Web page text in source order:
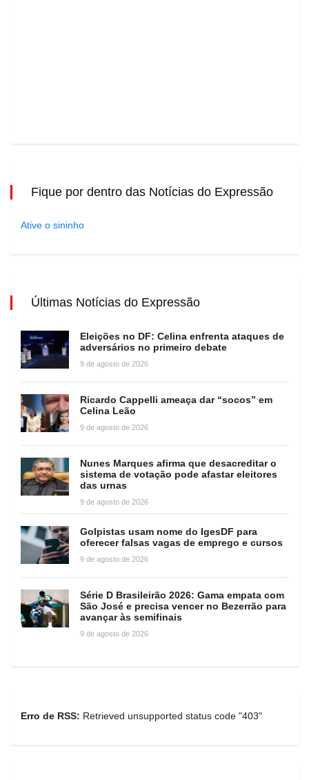
Fique por dentro das Notícias do Expressão
Ative o sininho
Últimas Notícias do Expressão
Eleições no DF: Celina enfrenta ataques de
adversários no primeiro debate
9 de agosto de 2026
Ricardo Cappelli ameaça dar “socos” em
Celina Leão
9 de agosto de 2026
Nunes Marques afirma que desacreditar o
sistema de votação pode afastar eleitores
das urnas
9 de agosto de 2026
Golpistas usam nome do IgesDF para
oferecer falsas vagas de emprego e cursos
9 de agosto de 2026
Série D Brasileirão 2026: Gama empata com
São José e precisa vencer no Bezerrão para
avançar às semifinais
9 de agosto de 2026
Erro de RSS: Retrieved unsupported status code "403"